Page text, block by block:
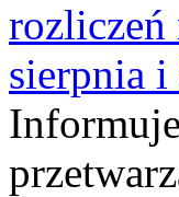
rozliczeń
sierpnia i